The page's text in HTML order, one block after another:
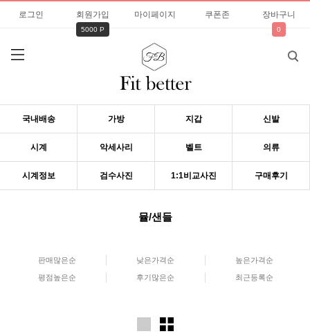
로그인 회원가입
5000 P
마이페이지 쿠폰존 장바구니
0
국내배송 가방 지갑 신발
시계 악세사리 벨트 의류
시계정보 검수사진 1:1비교사진 구매후기
뮬/샌들
판매많은순 낮은가격순 높은가격순
평점높은순 후기많은순 최근등록순